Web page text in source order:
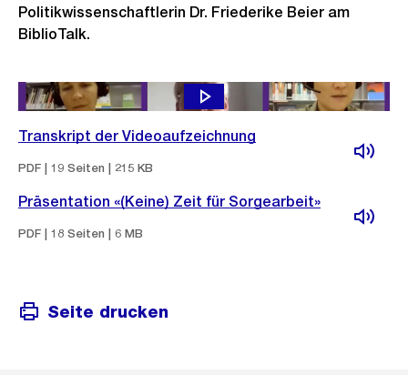
Politikwissenschaftlerin Dr. Friederike Beier am
BiblioTalk.
Transkript der Videoaufzeichnung
PDF | 19 Seiten | 215 KB
Präsentation «(Keine) Zeit für Sorgearbeit»
PDF | 18 Seiten | 6 MB
Seite drucken